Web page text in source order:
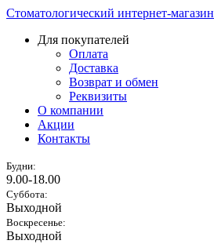
Стоматологический интернет-магазин
Для покупателей
Оплата
Доставка
Возврат и обмен
Реквизиты
О компании
Акции
Контакты
Будни:
9.00-18.00
Суббота:
Выходной
Воскресенье:
Выходной